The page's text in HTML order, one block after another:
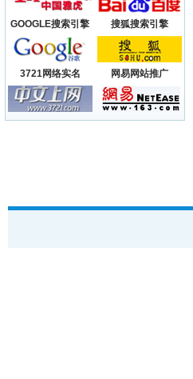
GOOGLE搜索引擎 搜狐搜索引擎
3721网络实名 网易网站推广